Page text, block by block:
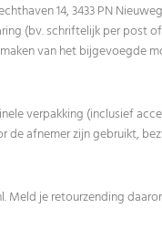
14, 3433 PN
(bv. schriftelijk per post
van het bijgevoegde
verpakking (inclusief
de afnemer zijn gebruikt,
Meld je retourzending